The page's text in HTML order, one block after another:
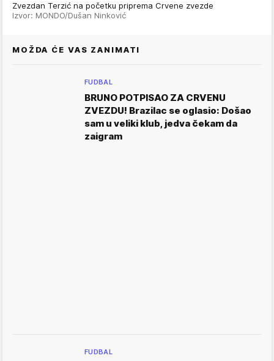
Zvezdan Terzić na početku priprema Crvene zvezde
Izvor: MONDO/Dušan Ninković
MOŽDA ĆE VAS ZANIMATI
FUDBAL
BRUNO POTPISAO ZA CRVENU
ZVEZDU! Brazilac se oglasio: Došao
sam u veliki klub, jedva čekam da
zaigram
FUDBAL